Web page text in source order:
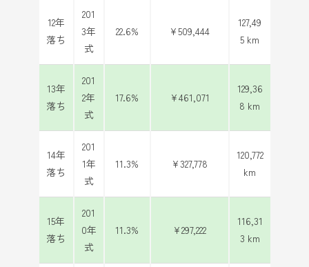
12年
落ち
201
3年
式
22.6% ¥509,444
127,49
5 km
13年
落ち
201
2年
式
17.6% ¥461,071
129,36
8 km
14年
落ち
201
1年
式
11.3% ¥327,778
120,772
km
15年
落ち
201
0年
式
11.3% ¥297,222
116,31
3 km